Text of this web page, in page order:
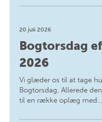
20 juli 2026
Bogtorsdag
2026
Vi glæder os til at tage
Bogtorsdag. Allerede
til en række oplæg med…